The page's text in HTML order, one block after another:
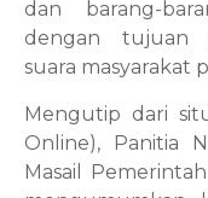
dan barang-
dengan tujuan
suara masyarakat
Mengutip dari
Online), Panitia
Masail